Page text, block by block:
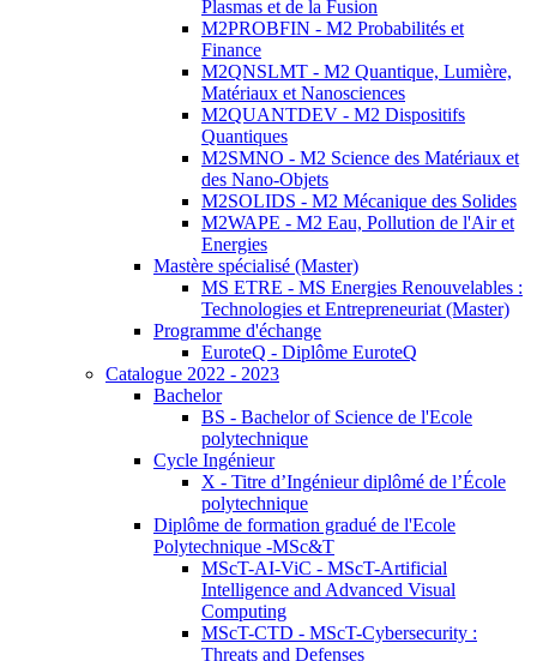
Plasmas et de la Fusion
M2PROBFIN - M2 Probabilités et
Finance
M2QNSLMT - M2 Quantique, Lumière,
Matériaux et Nanosciences
M2QUANTDEV - M2 Dispositifs
Quantiques
M2SMNO - M2 Science des Matériaux et
des Nano-Objets
M2SOLIDS - M2 Mécanique des Solides
M2WAPE - M2 Eau, Pollution de l'Air et
Energies
Mastère spécialisé (Master)
MS ETRE - MS Energies Renouvelables :
Technologies et Entrepreneuriat (Master)
Programme d'échange
EuroteQ - Diplôme EuroteQ
Catalogue 2022 - 2023
Bachelor
BS - Bachelor of Science de l'Ecole
polytechnique
Cycle Ingénieur
X - Titre d’Ingénieur diplômé de l’École
polytechnique
Diplôme de formation gradué de l'Ecole
Polytechnique -MSc&T
MScT-AI-ViC - MScT-Artificial
Intelligence and Advanced Visual
Computing
MScT-CTD - MScT-Cybersecurity :
Threats and Defenses